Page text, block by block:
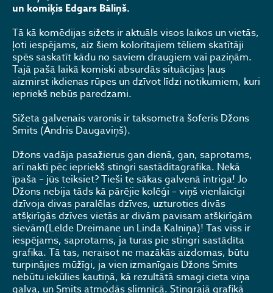
un komiķis Edgars Bāliņš.
Tā kā komēdijas sižets ir aktuāls visos laikos un vietās,
ļoti iespējams, aiz šiem kolorītajiem tēliem skatītāji
spēs saskatīt kādu no saviem draugiem vai paziņām.
Tajā pašā laikā komiski absurdās situācijas ļaus
aizmirst ikdienas rūpes un dzīvot līdzi notikumiem, kuri
iepriekš nebūs paredzami.
Sižeta galvenais varonis ir taksometra šoferis Džons
Smits (Andris Daugaviņš).
Džons vadāja pasažierus gan dienā, gan, saprotams,
arī naktī pēc iepriekš stingri sastādītagrafika. Nekā
īpaša – jūs teiksiet? Tieši te sākas galvenā intriga! Jo
Džons nebija tāds kā pārējie kolēģi – viņš vienlaicīgi
dzīvoja divas paralēlas dzīves, uzturoties divās
atšķirīgās dzīves vietās ar divām pavisam atšķirīgām
sievām(Lelde Dreimane un Linda Kalniņa)! Tas viss ir
iespējams, saprotams, ja turas pie stingri sastādīta
grafika. Tā tas, neraisot ne mazākās aizdomas, būtu
turpinājies mūžīgi, ja vien izmanīgais Džons Smits
nebūtu iekūlies kautiņā, kā rezultātā smagi cieta viņa
galva, un Smits atmodās slimnīcā. Stingrajā grafikā